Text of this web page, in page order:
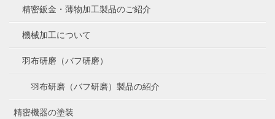
精密鈑金・薄物加工製品のご紹介
機械加工について
羽布研磨（バフ研磨）
羽布研磨（バフ研磨）製品の紹介
精密機器の塗装